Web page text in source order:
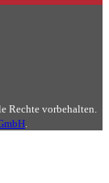
Rechte vorbehalten.
.